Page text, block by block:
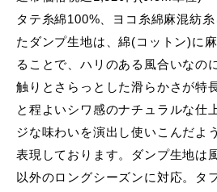
タテ糸綿100%、ヨコ糸綿麻混紡
たダンプ生地は、綿(コットン)に
ることで、ハリのある風合いなの
触りとさらっとした滑らかさが特
と程よいシワ感のナチュラルな仕
ジな味わいを演出し使いこんだよ
表現しております。ダンプ生地は
以外のロングシーズンに対応。タ